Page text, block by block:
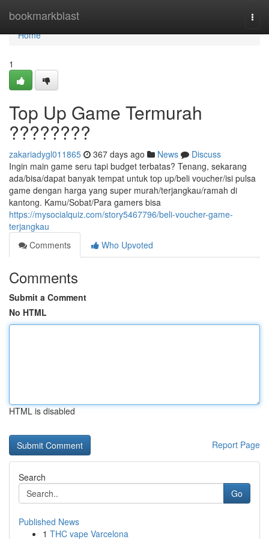
bookmarkblast
Home
Home
1
Top Up Game Termurah
????????
zakariadygl011865 367 days ago News
Discuss
Ingin main game seru tapi budget terbatas? Tenang, sekarang
ada/bisa/dapat banyak tempat untuk top up/beli voucher/isi pulsa
game dengan harga yang super murah/terjangkau/ramah di
kantong. Kamu/Sobat/Para gamers bisa
https://mysocialquiz.com/story5467796/beli-voucher-game-
terjangkau
Comments
Who Upvoted
Comments
Submit a Comment
No HTML
HTML is disabled
Report Page
Search
Go
Published News
1 THC vape Varcelona